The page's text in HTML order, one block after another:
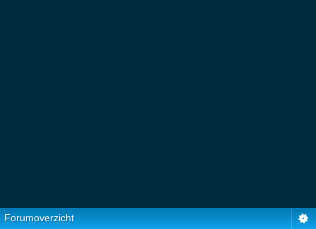
Forumoverzicht